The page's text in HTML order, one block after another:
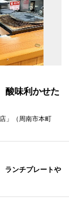
酸味利かせた
」（周南市本町
ランチプレートや